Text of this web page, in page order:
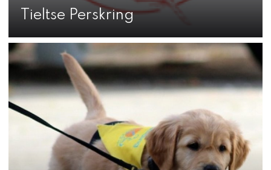
Tieltse Perskring